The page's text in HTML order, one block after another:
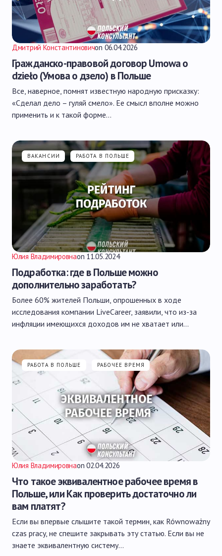
Дмитрий Константиновичon 06.04.2026
Гражданско-правовой договор Umowa o
dzieło (Умова о дзело) в Польше
Все, наверное, помнят известную народную присказку:
«Сделал дело – гуляй смело». Ее смысл вполне можно
применить и к такой форме…
ВАКАНСИИ РАБОТА В ПОЛЬШЕ
Юлия Владимировнаon 11.05.2024
Подработка: где в Польше можно
дополнительно заработать?
Более 60% жителей Польши, опрошенных в ходе
исследования компании LiveCareer, заявили, что из-за
инфляции имеющихся доходов им не хватает или…
РАБОТА В ПОЛЬШЕ РАБОЧЕЕ ВРЕМЯ
Юлия Владимировнаon 02.04.2026
Что такое эквивалентное рабочее время в
Польше, или Как проверить достаточно ли
вам платят?
Если вы впервые слышите такой термин, как Równoważny
czas pracy, не спешите закрывать эту статью. Если вы не
знаете эквивалентную систему…